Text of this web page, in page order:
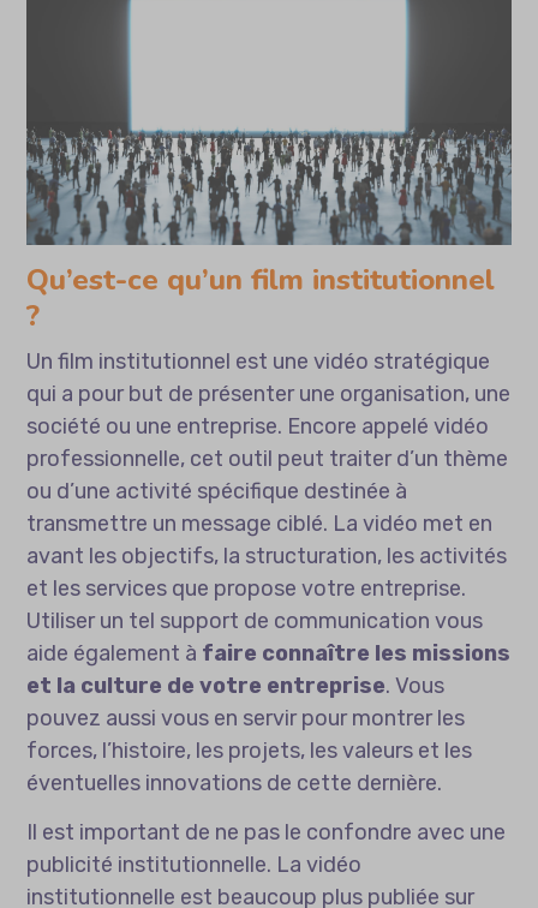
Qu’est-ce qu’un film institutionnel
?
Un film institutionnel est une vidéo stratégique
qui a pour but de présenter une organisation, une
société ou une entreprise. Encore appelé vidéo
professionnelle, cet outil peut traiter d’un thème
ou d’une activité spécifique destinée à
transmettre un message ciblé. La vidéo met en
avant les objectifs, la structuration, les activités
et les services que propose votre entreprise.
Utiliser un tel support de communication vous
aide également à faire connaître les missions
et la culture de votre entreprise. Vous
pouvez aussi vous en servir pour montrer les
forces, l’histoire, les projets, les valeurs et les
éventuelles innovations de cette dernière.
Il est important de ne pas le confondre avec une
publicité institutionnelle. La vidéo
institutionnelle est beaucoup plus publiée sur